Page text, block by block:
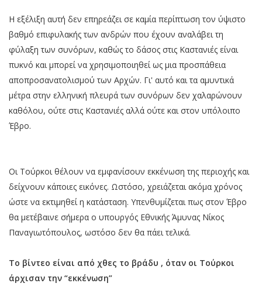
H εξέλιξη αυτή δεν επηρεάζει σε καμία περίπτωση τον ύψιστο
βαθμό επιφυλακής των ανδρών που έχουν αναλάβει τη
φύλαξη των συνόρων, καθώς το δάσος στις Καστανιές είναι
πυκνό και μπορεί να χρησιμοποιηθεί ως μια προσπάθεια
αποπροσανατολισμού των Αρχών. Γι' αυτό και τα αμυντικά
μέτρα στην ελληνική πλευρά των συνόρων δεν χαλαρώνουν
καθόλου, ούτε στις Καστανιές αλλά ούτε και στον υπόλοιπο
Έβρο.
Οι Τούρκοι θέλουν να εμφανίσουν εκκένωση της περιοχής και
δείχνουν κάποιες εικόνες. Ωστόσο, χρειάζεται ακόμα χρόνος
ώστε να εκτιμηθεί η κατάσταση. Υπενθυμίζεται πως στον Έβρο
θα μετέβαινε σήμερα ο υπουργός Εθνικής Άμυνας Νίκος
Παναγιωτόπουλος, ωστόσο δεν θα πάει τελικά.
Το βίντεο είναι από χθες το βράδυ , όταν οι Τούρκοι
άρχισαν την “εκκένωση”